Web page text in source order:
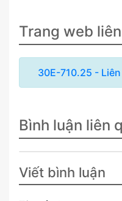
Trang web
30E-710.25 -
Bình luận liên
Viết bình luận